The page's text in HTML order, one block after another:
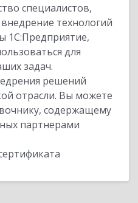
специалистов,
технологий
1С:Предприятие,
для
задач.
решений
отрасли. Вы можете
содержащему
партнерами